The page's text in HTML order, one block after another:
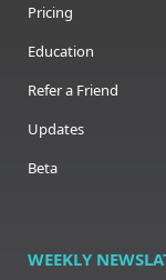
Pricing
Education
Refer a Friend
Updates
Beta
WEEKLY